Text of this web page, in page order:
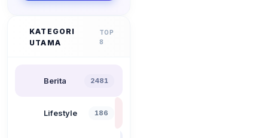
KATEGORI
UTAMA
TOP
8
Berita 2481
Lifestyle 186